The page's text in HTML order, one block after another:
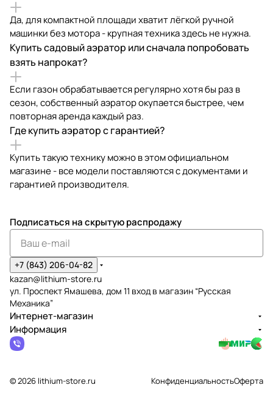
Да, для компактной площади хватит лёгкой ручной
машинки без мотора - крупная техника здесь не нужна.
Купить садовый аэратор или сначала попробовать
взять напрокат?
Если газон обрабатывается регулярно хотя бы раз в
сезон, собственный аэратор окупается быстрее, чем
повторная аренда каждый раз.
Где купить аэратор с гарантией?
Купить такую технику можно в этом официальном
магазине - все модели поставляются с документами и
гарантией производителя.
Подписаться на скрытую распродажу
+7 (843) 206-04-82
kazan@lithium-store.ru
ул. Проспект Ямашева, дом 11 вход в магазин “Русская
Механика”
Интернет-магазин
Информация
© 2026 lithium-store.ru КонфиденциальностьОферта